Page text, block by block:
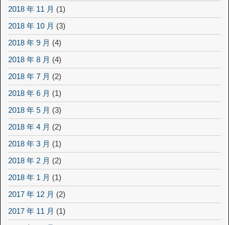
2018 年 11 月 (1)
2018 年 10 月 (3)
2018 年 9 月 (4)
2018 年 8 月 (4)
2018 年 7 月 (2)
2018 年 6 月 (1)
2018 年 5 月 (3)
2018 年 4 月 (2)
2018 年 3 月 (1)
2018 年 2 月 (2)
2018 年 1 月 (1)
2017 年 12 月 (2)
2017 年 11 月 (1)